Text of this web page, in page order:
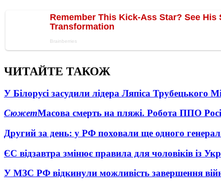
ЧИТАЙТЕ ТАКОЖ
У Білорусі засудили лідера Ляпіса Трубецького
СюжетМасова смерть на пляжі. Робота ППО
Другий за день: у РФ поховали ще одного
ЄС відзавтра змінює правила для чоловіків із
У МЗС РФ відкинули можливість завершення